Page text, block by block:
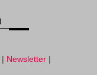
| Newsletter |